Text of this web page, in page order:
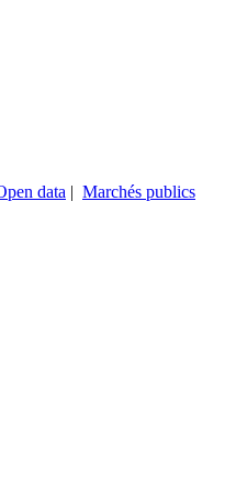
data | Marchés publics